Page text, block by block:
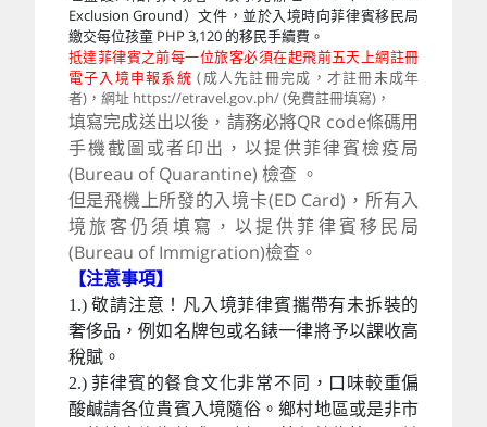
Exclusion Ground）文件，並於入境時向菲律賓移民局
繳交每位孩童 PHP 3,120 的移民手續費。
抵達菲律賓之前每一位旅客必須在起飛前五天上網註冊
電子入境申報系統(成人先註冊完成，才註冊未成年
者)，網址 https://etravel.gov.ph/ (免費註冊填寫)，
填寫完成送出以後，請務必將QR code條碼用
手機截圖或者印出，以提供菲律賓檢疫局
(Bureau of Quarantine) 檢查 。
但是飛機上所發的入境卡(ED Card)，所有入
境旅客仍須填寫，以提供菲律賓移民局
(Bureau of Immigration)檢查。
【注意事項】
1.) 敬請注意！凡入境菲律賓攜帶有未拆裝的
奢侈品，例如名牌包或名錶一律將予以課收高
稅賦。
2.) 菲律賓的餐食文化非常不同，口味較重偏
酸鹹請各位貴賓入境隨俗。鄉村地區或是非市